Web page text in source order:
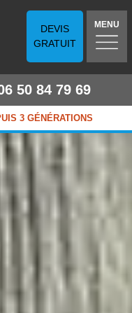
DEVIS
GRATUIT
MENU
50 84 79 69
3 GÉNÉRATIONS